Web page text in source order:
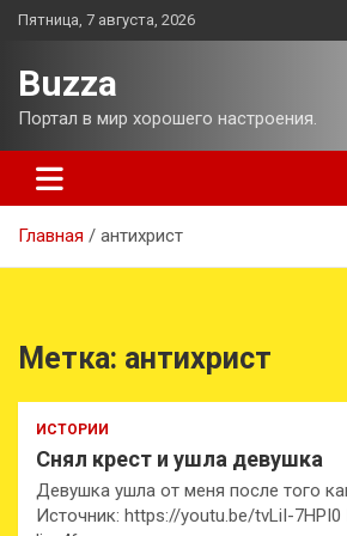
Перейти
Пятница, 7 августа, 2026
Buzza
Портал в мир хорошего настроения.
Главная антихрист
Метка: антихрист
ИСТОРИИ
Снял крест и ушла девушка
Девушка ушла от меня после того
Источник: https://youtu.be/tvLiI-7HPI0